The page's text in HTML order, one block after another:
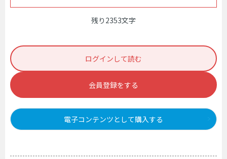
残り2353文字
ログインして読む
会員登録をする
電子コンテンツとして購入する